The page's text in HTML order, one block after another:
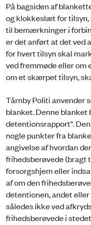
På bagsiden af
og klokkeslæt for tilsyn,
til bemærkninger i
er det anført at det ved
for hvert tilsyn skal
ved fremmøde eller om
om et skærpet tilsyn,
Tårnby Politi anvender
blanket. Denne
detentionsrapport".
nogle punkter fra
angivelse af hvordan
frihedsberøvede (bragt
forsorgshjem eller
af om den
detentionen, andet
således ikke ved
frihedsberøvede i